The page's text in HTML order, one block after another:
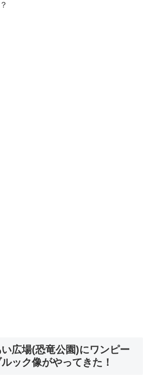
広場(恐竜公園)にワンピー
ック像がやってきた！